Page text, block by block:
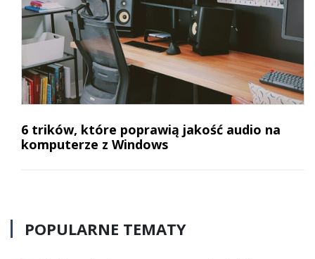
6 trików, które poprawią jakość audio na
komputerze z Windows
POPULARNE TEMATY